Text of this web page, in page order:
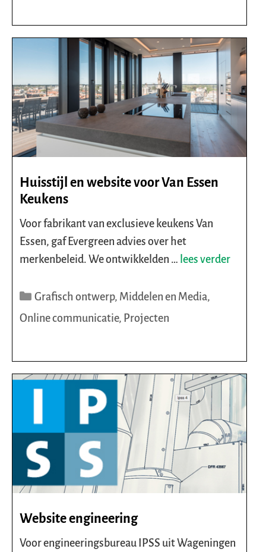
Huisstijl en website voor Van Essen
Keukens
Voor fabrikant van exclusieve keukens Van
Essen, gaf Evergreen advies over het
merkenbeleid. We ontwikkelden … lees verder
Categorieën
Grafisch ontwerp, Middelen en Media,
Online communicatie, Projecten
Website engineering
Voor engineeringsbureau IPSS uit Wageningen